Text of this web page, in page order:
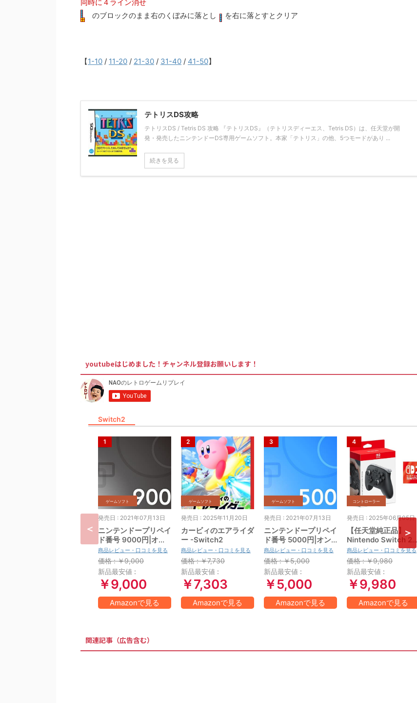
同時に４ライン消せ
のブロックのまま右のくぼみに落とし
を右に落とすとクリア
【1-10 / 11-20 / 21-30 / 31-40 / 41-50】
テトリスDS攻略
テトリスDS / Tetris DS 攻略 『テトリスDS』（テトリスディーエス、Tetris DS）は、任天堂が開
発・発売したニンテンドーDS専用ゲームソフト。本家「テトリス」の他、5つモードがあり ...
続きを見る
youtubeはじめました！チャンネル登録お願いします！
Switch2
ゲームソフト
発売日 : 2021年07月13日
ニンテンドープリペイ
ド番号 9000円|オン
ラインコード版
商品レビュー・口コミを見る
価格 : ￥9,000
新品最安値 :
￥9,000
Amazonで見る
ゲームソフト
発売日 : 2025年11月20日
カービィのエアライダ
ー -Switch2
商品レビュー・口コミを見る
価格 : ￥7,730
新品最安値 :
￥7,303
Amazonで見る
ゲームソフト
発売日 : 2021年07月13日
ニンテンドープリペイ
ド番号 5000円|オン
ラインコード版
商品レビュー・口コミを見る
価格 : ￥5,000
新品最安値 :
￥5,000
Amazonで見る
コントローラー
発売日 : 2025年06月05日
【任天堂純正品】
Nintendo Switch 2
Proコントローラー
【Amazon.co.jp限定
特典】Nintendo
Switch 2 ロゴデザイ
ンステッカー 同梱
商品レビュー・口コミを見る
価格 : ￥9,980
新品最安値 :
￥9,980
Amazonで見る
関連記事（広告含む）